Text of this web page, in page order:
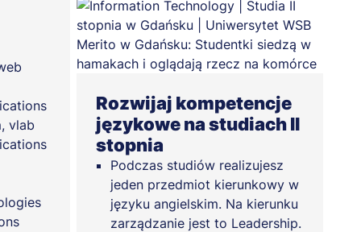
vlab
Rozwijaj kompetencje
językowe na studiach II
stopnia
Podczas studiów realizujesz
jeden przedmiot kierunkowy w
języku angielskim. Na kierunku
zarządzanie jest to Leadership.